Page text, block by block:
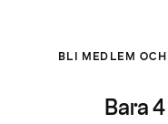
BLI MEDLEM
Bara